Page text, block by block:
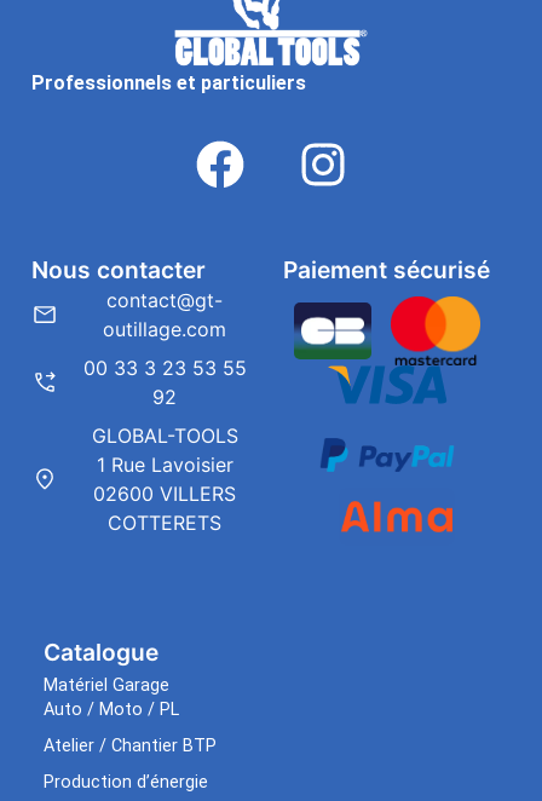
Professionnels et particuliers
Catalogue
Matériel Garage
Auto / Moto / PL
Atelier / Chantier BTP
Production d’énergie
Paiement sécurisé
Nous contacter
contact@gt-
outillage.com
00 33 3 23 53 55
92
GLOBAL-TOOLS
1 Rue Lavoisier
02600 VILLERS
COTTERETS